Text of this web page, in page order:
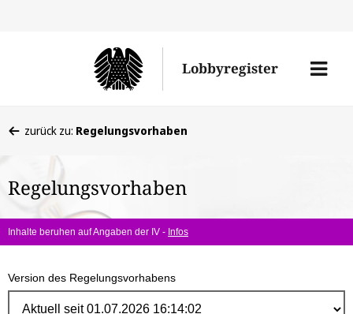
Lobbyregister
Menü
befinden
hier:
zurück zu: Regelungsvorhaben
Regelungsvorhaben
Inhalte beruhen auf Angaben der IV - Infos
Version des Regelungsvorhabens